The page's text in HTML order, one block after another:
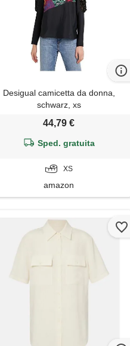
Desigual camicetta da donna,
schwarz, xs
44,79 €
Sped. gratuita
XS
amazon